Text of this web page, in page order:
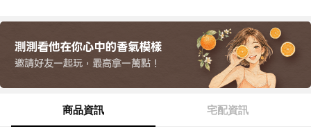
商品資訊 宅配資訊